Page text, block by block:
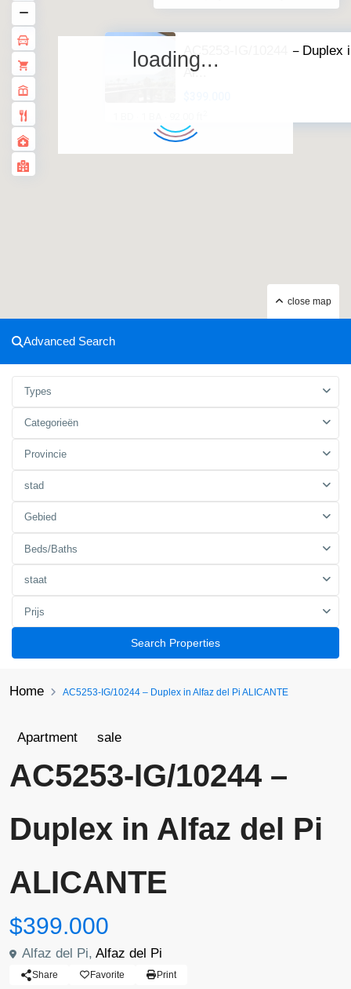
AC5253-IG/10244 – Duplex
Al...
loading...
close map
Advanced Search
Types
Categorieën
Provincie
stad
Gebied
Beds/Baths
staat
Prijs
Search Properties
Home AC5253-IG/10244 – Duplex in Alfaz del Pi ALICANTE
Apartment sale
AC5253-IG/10244 –
Duplex in Alfaz del Pi
ALICANTE
$399.000
Alfaz del Pi, Alfaz del Pi
Share Favorite Print